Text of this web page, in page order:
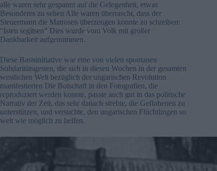
alle waren sehr gespannt auf die Gelegenheit, etwas
Besonderes zu sehen Alle waren überrascht, dass der
Steuermann die Matrosen überzeugen konnte zu schreiben:
“Isten segítsen” Dies wurde vom Volk mit großer
Dankbarkeit aufgenommen.
Diese Basisinitiative war eine von vielen spontanen
Solidaritätsgesten, die sich in diesen Wochen in der gesamten
westlichen Welt bezüglich der ungarischen Revolution
manifestierten Die Botschaft in den Fotografien, die
reproduziert werden konnte, passte auch gut in das politische
Narrativ der Zeit, das sehr danach strebte, die Geflohenen zu
unterstützen, und versuchte, den ungarischen Flüchtlingen so
weit wie möglich zu helfen.